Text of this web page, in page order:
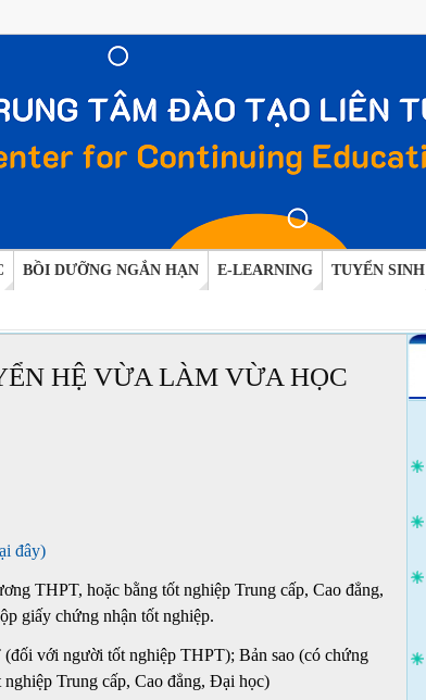
BỒI DƯỠNG NGẮN HẠN E-LEARNING TUYỂN SINH
HỆ VỪA LÀM VỪA HỌC
đây)
THPT, hoặc bằng tốt nghiệp Trung cấp, Cao đẳng,
giấy chứng nhận tốt nghiệp.
với người tốt nghiệp THPT); Bản sao (có chứng
Trung cấp, Cao đẳng, Đại học)